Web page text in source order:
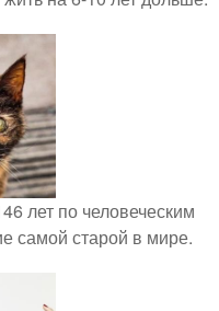
лет по человеческим
самой старой в мире.